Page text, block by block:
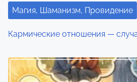
Магия, Шаманизм, Провидение
Кармические отношения —